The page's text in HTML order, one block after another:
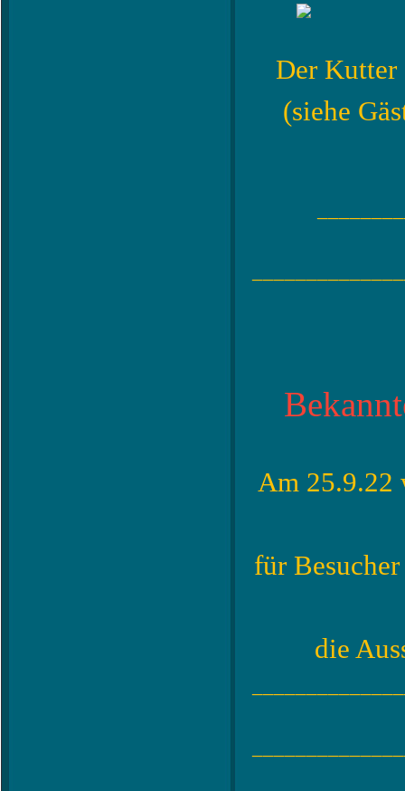
Der
(siehe
Am 25.9.22
für
die